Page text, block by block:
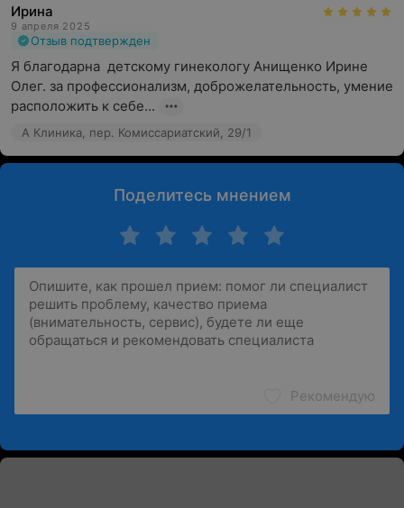
Ирина
9 апреля 2025
Отзыв подтвержден
Я благодарна  детскому гинекологу Анищенко Ирине
Олег. за профессионализм, доброжелательность, умение
расположить к себе...
А Клиника, пер. Комиссариатский, 29/1
Поделитесь мнением
Рекомендую